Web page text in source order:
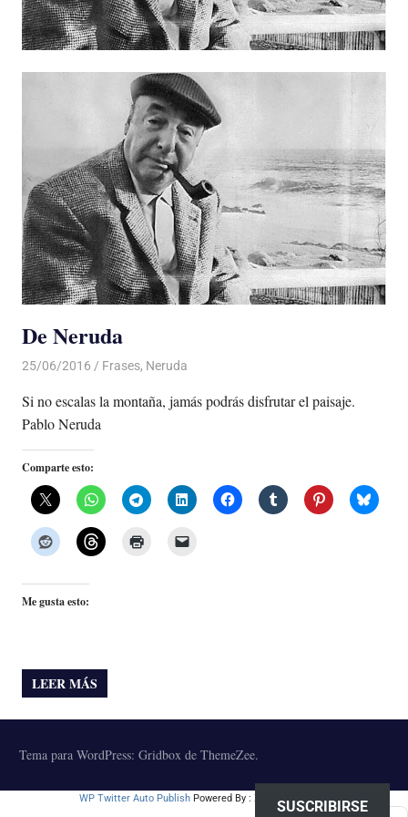
De Neruda
25/06/2016 Luis Castellanos
Frases, Neruda
Si no escalas la montaña, jamás podrás disfrutar el paisaje.
Pablo Neruda
Comparte esto:
Me gusta esto:
LEER MÁS
Tema para WordPress: Gridbox de ThemeZee.
WP Twitter Auto Publish Powered By : XYZScripts.com
SUSCRIBIRSE